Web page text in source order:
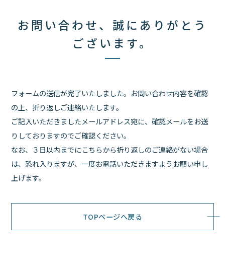
お問い合わせ、誠にありがとう
ございます。
フォームの送信が完了いたしました。 お問い合わせ内容を確認
の上、折り返しご連絡いたします。
ご記入いただきましたメールアドレス宛に、確認メールをお送
りしておりますのでご確認ください。
なお、３日以内までにこちらから折り返しのご連絡がない場合
は、恐れ入りますが、一度お電話いただきますようお願い申し
上げます。
TOPページへ戻る